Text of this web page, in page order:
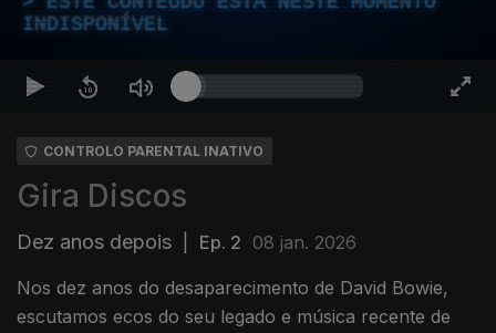
INDISPONÍVEL
CONTROLO PARENTAL INATIVO
Gira Discos
Dez anos depois Ep. 2 08 jan. 2026
Nos dez anos do desaparecimento de David Bowie,
escutamos ecos do seu legado e música recente de